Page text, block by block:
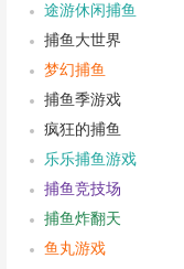
途游休闲捕鱼
捕鱼大世界
梦幻捕鱼
捕鱼季游戏
疯狂的捕鱼
乐乐捕鱼游戏
捕鱼竞技场
捕鱼炸翻天
鱼丸游戏